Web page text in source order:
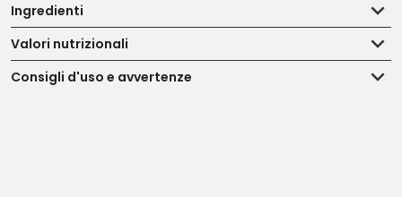
Ingredienti
Valori nutrizionali
Consigli d'uso e avvertenze